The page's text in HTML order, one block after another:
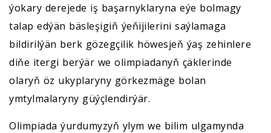
ýokary derejede iş başarnyklaryna eýe bolmagy
talap edýän bäsleşigiň ýeňijilerini saýlamaga
bildirilýän berk gözegçilik höwesjeň ýaş zehinlere
diňe itergi berýär we olimpiadanyň çäklerinde
olaryň öz ukyplaryny görkezmäge bolan
ymtylmalaryny güýçlendirýär.
Olimpiada ýurdumyzyň ylym we bilim ulgamynda